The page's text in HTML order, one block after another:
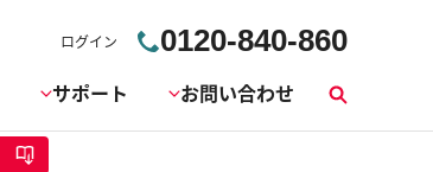
ログイン 0120-840-860
サポート お問い合わせ
索